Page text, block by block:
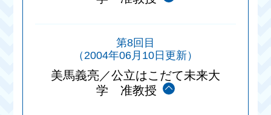
第8回目
（2004年06月10日更新）
美馬義亮／公立はこだて未来大
学 准教授